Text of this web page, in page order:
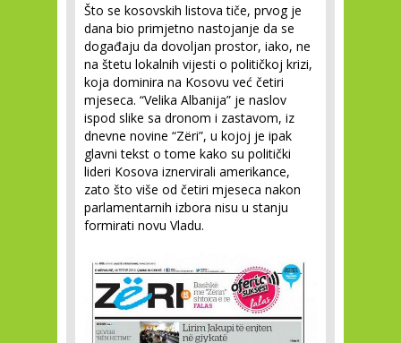
Što se kosovskih listova tiče, prvog je
dana bio primjetno nastojanje da se
događaju da dovoljan prostor, iako, ne
na štetu lokalnih vijesti o političkoj krizi,
koja dominira na Kosovu već četiri
mjeseca. “Velika Albanija” je naslov
ispod slike sa dronom i zastavom, iz
dnevne novine “Zëri”, u kojoj je ipak
glavni tekst o tome kako su politički
lideri Kosova iznervirali amerikance,
zato što više od četiri mjeseca nakon
parlamentarnih izbora nisu u stanju
formirati novu Vladu.